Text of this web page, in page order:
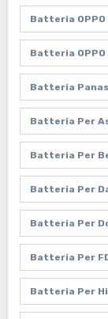
Batteria OPPO
Batteria OPPO
Batteria
Batteria Per
Batteria Per
Batteria Per
Batteria Per
Batteria Per
Batteria Per